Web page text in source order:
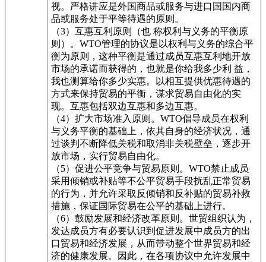
视。严格讲应是外国商品或服务与进口国国内商
品或服务处于平等待遇的原则。
（3）互惠互利原则（也 称权利与义务的平衡原
则）。WTO管理的协议是以权利与义务的综合平
衡为原则，这种平衡是通过成员互惠互利地开放
市场的承诺而获得的，也就是你给我多少利 益，
我也测算给你多少实惠。以相互提供优惠待遇的
方式来保持贸易的平衡，谋求贸易自由化的实
现。互惠包括双边互惠和多边互惠。
（4）扩大市场准入原则。WTO倡导成员在权利
与义务平衡的基础上，依其自身的经济状况，通
过谈判不断降低关税和取消非关税壁垒，逐步开
放市场，实行贸易自由化。
（5）促进公平竞争与贸易原则。WTO禁止成员
采用倾销或补贴等不公平贸易手段扰乱正常贸易
的行为，并允许采取反倾销和反补贴的贸易补救
措施，保证国际贸易在公平的基础上进行。
（6）鼓励发展和经济改革原则。世贸组织认为，
发达成员方有必要认识到促进发展中成员方的出
口贸易和经济发展，从而带动整个世界贸易和经
济的健康发展。因此，在各项协议中允许发展中